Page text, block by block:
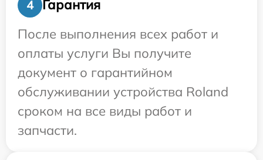
4
Гарантия
После выполнения всех работ и
оплаты услуги Вы получите
документ о гарантийном
обслуживании устройства Roland
сроком на все виды работ и
запчасти.